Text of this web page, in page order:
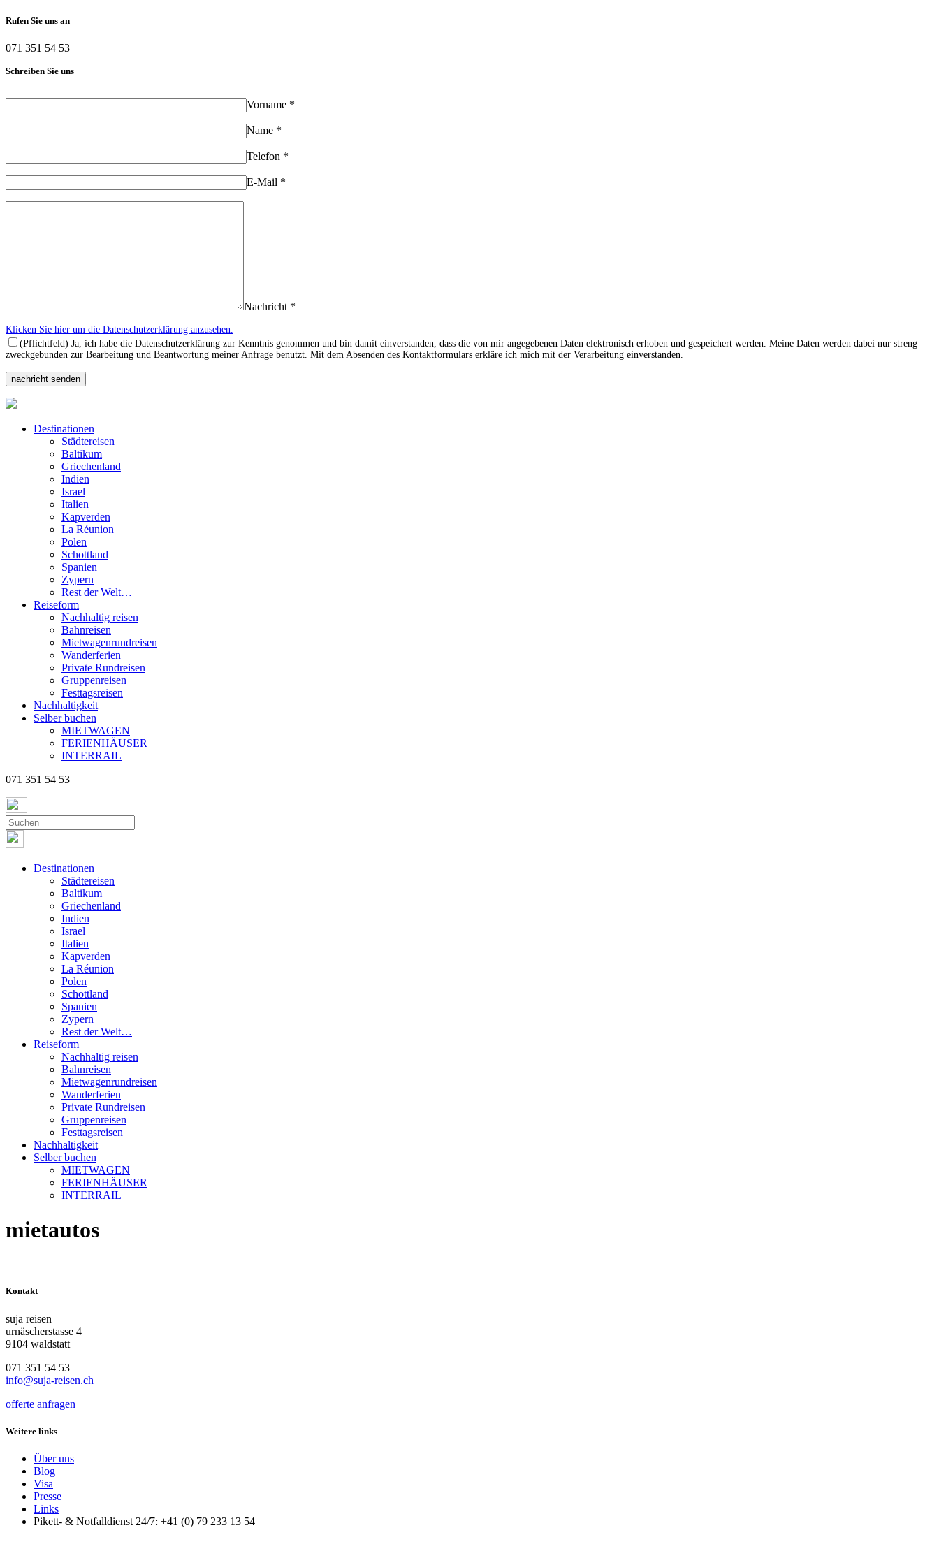
Rufen Sie uns an
071 351 54 53
Schreiben Sie uns
Vorname *
Name *
Telefon *
E-Mail *
Nachricht *
Klicken Sie hier um die Datenschutzerklärung anzusehen.
(Pflichtfeld) Ja, ich habe die Datenschutzerklärung zur Kenntnis genommen und bin damit einverstanden, dass die von mir angegebenen Daten elektronisch erhoben und gespeichert werden. Meine Daten werden dabei nur streng
zweckgebunden zur Bearbeitung und Beantwortung meiner Anfrage benutzt. Mit dem Absenden des Kontaktformulars erkläre ich mich mit der Verarbeitung einverstanden.
Destinationen
Städtereisen
Baltikum
Griechenland
Indien
Israel
Italien
Kapverden
La Réunion
Polen
Schottland
Spanien
Zypern
Rest der Welt…
Reiseform
Nachhaltig reisen
Bahnreisen
Mietwagenrundreisen
Wanderferien
Private Rundreisen
Gruppenreisen
Festtagsreisen
Nachhaltigkeit
Selber buchen
MIETWAGEN
FERIENHÄUSER
INTERRAIL
071 351 54 53
Destinationen
Städtereisen
Baltikum
Griechenland
Indien
Israel
Italien
Kapverden
La Réunion
Polen
Schottland
Spanien
Zypern
Rest der Welt…
Reiseform
Nachhaltig reisen
Bahnreisen
Mietwagenrundreisen
Wanderferien
Private Rundreisen
Gruppenreisen
Festtagsreisen
Nachhaltigkeit
Selber buchen
MIETWAGEN
FERIENHÄUSER
INTERRAIL
mietautos
Kontakt
suja reisen
urnäscherstasse 4
9104 waldstatt
071 351 54 53
info@suja-reisen.ch
offerte anfragen
Weitere links
Über uns
Blog
Visa
Presse
Links
Pikett- & Notfalldienst 24/7: +41 (0) 79 233 13 54